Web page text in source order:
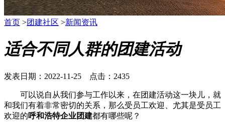
首页 >团建社区 >新闻资讯
适合不同人群的团建活动
发表日期：2022-11-25 点击：2435
可以说自从我们参与工作以来，在团建活动这一块儿，就
和我们有着非常密切的关系，那么受员工欢迎、尤其是受员工
欢迎的呼和浩特企业团建都有哪些呢？